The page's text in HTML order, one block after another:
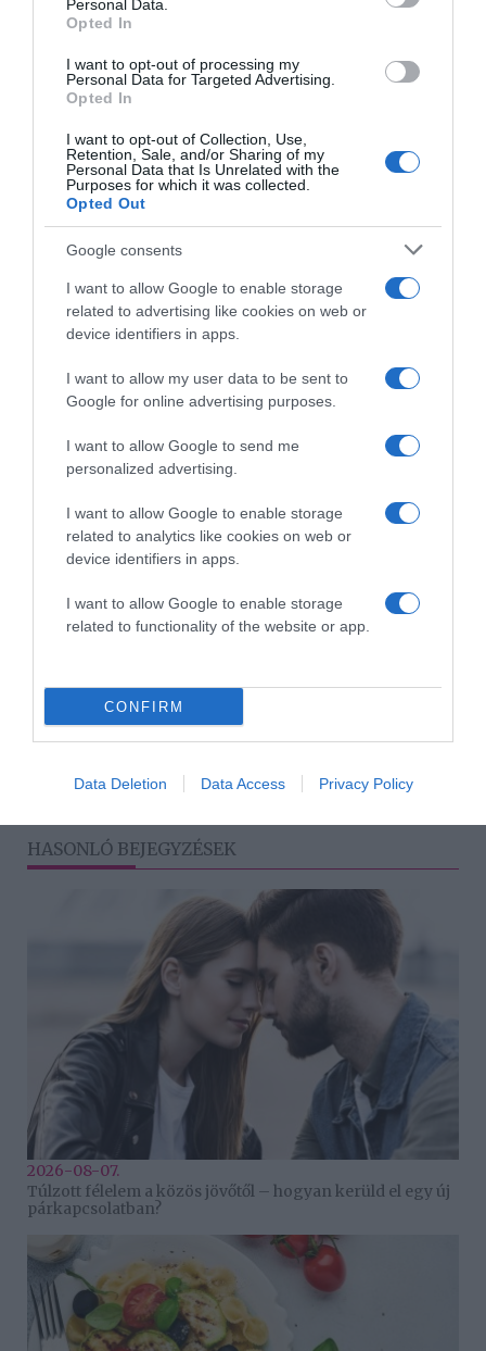
Personal Data.
Opted In
I want to opt-out of processing my
Personal Data for Targeted Advertising.
Opted In
I want to opt-out of Collection, Use,
Retention, Sale, and/or Sharing of my
Personal Data that Is Unrelated with the
Purposes for which it was collected.
Opted Out
Google consents
I want to allow Google to enable storage
related to advertising like cookies on web or
device identifiers in apps.
I want to allow my user data to be sent to
Google for online advertising purposes.
I want to allow Google to send me
personalized advertising.
I want to allow Google to enable storage
related to analytics like cookies on web or
device identifiers in apps.
I want to allow Google to enable storage
related to functionality of the website or app.
CONFIRM
Data Deletion Data Access Privacy Policy
– Pontosan tudtam, hogy ezek után nem olvashatom fel
a fogadalmamat. Ezért, miután kivettem a zsebemből,
pillanat volt, sosem feledem. És ezután a lemenő nap
fényében férjnek és feleségnek nyilvánítottak minket –
Hatalmas lakoma és igazi sztárparádé
– Aztán megkezdődött a vacsora, volt a kacsától elkezdve
a lazacon, oldalason át a vegetáriánus fogásokig
mindenféle finomság. Én már az előétellel jól laktam, de
Éjfélkor szabolcsi töltött káposztát szolgáltak fel, ehhez a
hagyományhoz ragaszkodtunk – emlékezett vissza
izgatottan Evelin.
– Tényleg őrületes este volt, anélkül, hogy bárki túlzásba
vitte volna a bulizást. DJ Rony Bass gondoskodott a
ő meglepetése számunkra. Láthatóan mindenki jól érezte
magát, azt pedig külön élmény volt látni, ahogy Patrik
vívnak egymással – tette hozzá Dani. Az esküvőn
mindenki ott volt, aki fontos számukra: a családtagokon
kívül a közeli barátok, mint Kefir és a párja vagy Dobrády
Címkék: esküvő,
lagzi,öröm,Dobos Evelin,
Korábbi bejegyzések Következő bejegyzés
HASONLÓ BEJEGYZÉSEK
2026-08-07.
Túlzott félelem a közös jövőtől – hogyan kerüld el egy új
párkapcsolatban?